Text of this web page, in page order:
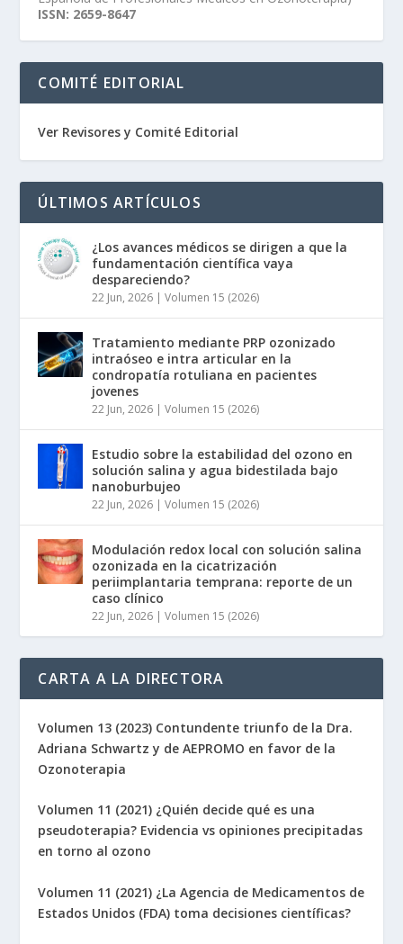
ISSN: 2659-8647
COMITÉ EDITORIAL
Ver Revisores y Comité Editorial
ÚLTIMOS ARTÍCULOS
¿Los avances médicos se dirigen a que la
fundamentación científica vaya
despareciendo?
22 Jun, 2026 |Volumen 15 (2026)
Tratamiento mediante PRP ozonizado
intraóseo e intra articular en la
condropatía rotuliana en pacientes
jovenes
22 Jun, 2026 |Volumen 15 (2026)
Estudio sobre la estabilidad del ozono en
solución salina y agua bidestilada bajo
nanoburbujeo
22 Jun, 2026 |Volumen 15 (2026)
Modulación redox local con solución salina
ozonizada en la cicatrización
periimplantaria temprana: reporte de un
caso clínico
22 Jun, 2026 |Volumen 15 (2026)
CARTA A LA DIRECTORA
Volumen 13 (2023) Contundente triunfo de la Dra.
Adriana Schwartz y de AEPROMO en favor de la
Ozonoterapia
Volumen 11 (2021) ¿Quién decide qué es una
pseudoterapia? Evidencia vs opiniones precipitadas
en torno al ozono
Volumen 11 (2021) ¿La Agencia de Medicamentos de
Estados Unidos (FDA) toma decisiones científicas?